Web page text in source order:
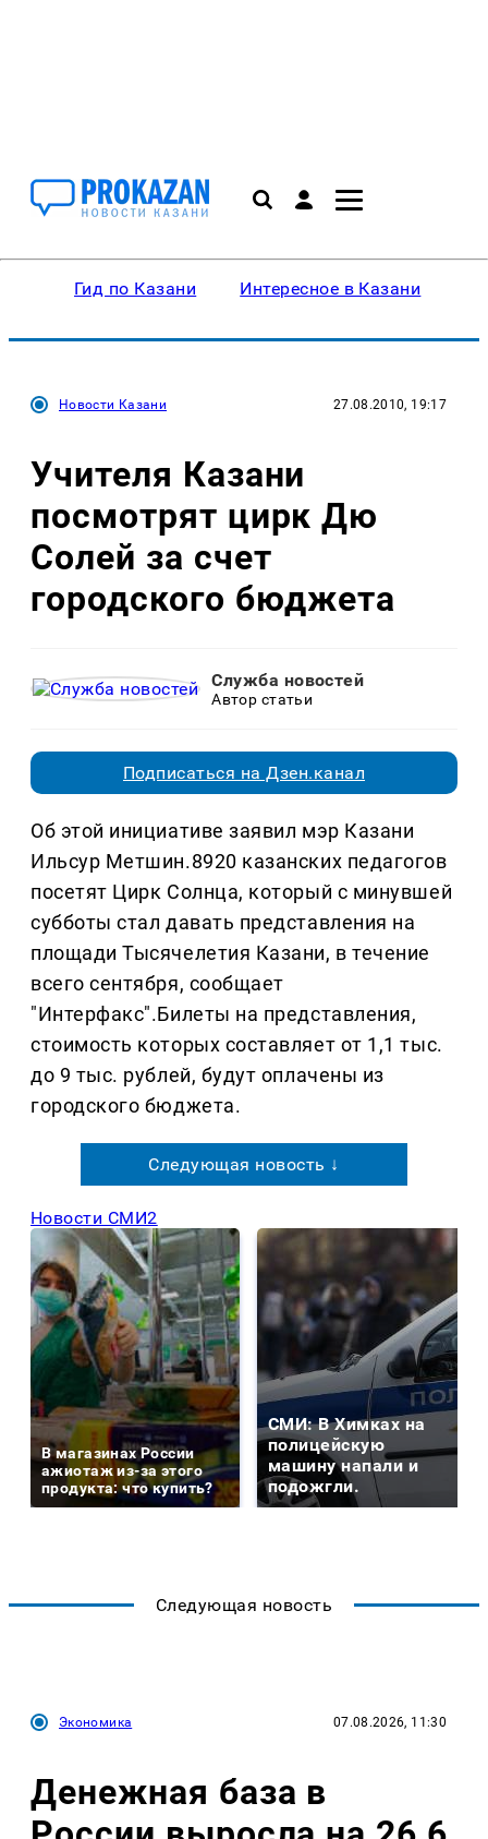
Гид по Казани Интересное в Казани
Новости Казани 27.08.2010, 19:17
Учителя Казани
посмотрят цирк Дю
Солей за счет
городского бюджета
Служба новостей
Автор статьи
Подписаться на Дзен.канал
Об этой инициативе заявил мэр Казани
Ильсур Метшин.8920 казанских педагогов
посетят Цирк Солнца, который с минувшей
субботы стал давать представления на
площади Тысячелетия Казани, в течение
всего сентября, сообщает
"Интерфакс".Билеты на представления,
стоимость которых составляет от 1,1 тыс.
до 9 тыс. рублей, будут оплачены из
городского бюджета.
Следующая новость ↓
Новости СМИ2
В магазинах России
ажиотаж из-за этого
продукта: что купить?
СМИ: В Химках на
полицейскую
машину напали и
подожгли.
Следующая новость
Экономика 07.08.2026, 11:30
Денежная база в